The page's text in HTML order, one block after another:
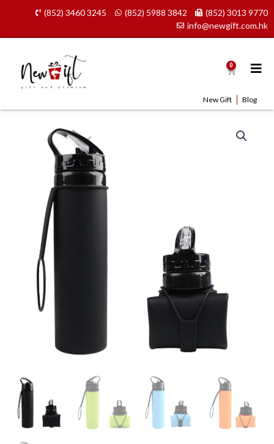
content
(852) 3460 3245 (852) 5988 3842
(852) 3013 9770
info@newgift.com.hk
0 Cart
New Gift Blog